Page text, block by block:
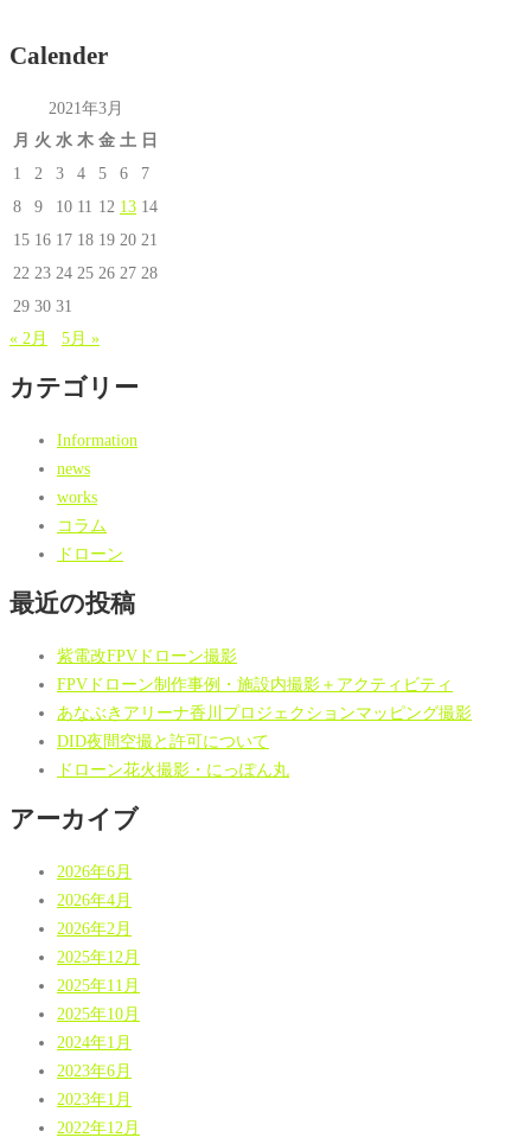
Calender
2021年3月
月 火 水 木 金 土 日
1
2 3 4 5 6
7
8
9 10 11 12 13 14
15 16 17 18 19 20 21
22 23 24 25 26 27 28
29 30 31
« 2月
5月 »
カテゴリー
Information
news
works
コラム
ドローン
最近の投稿
紫電改FPVドローン撮影
FPVドローン制作事例・施設内撮影＋アクティビティ
あなぶきアリーナ香川プロジェクションマッピング撮影
DID夜間空撮と許可について
ドローン花火撮影・にっぽん丸
アーカイブ
2026年6月
2026年4月
2026年2月
2025年12月
2025年11月
2025年10月
2024年1月
2023年6月
2023年1月
2022年12月